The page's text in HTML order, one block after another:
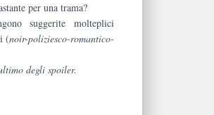
per una trama?
suggerite molteplici
(noir-poliziesco-romantico-
degli spoiler.